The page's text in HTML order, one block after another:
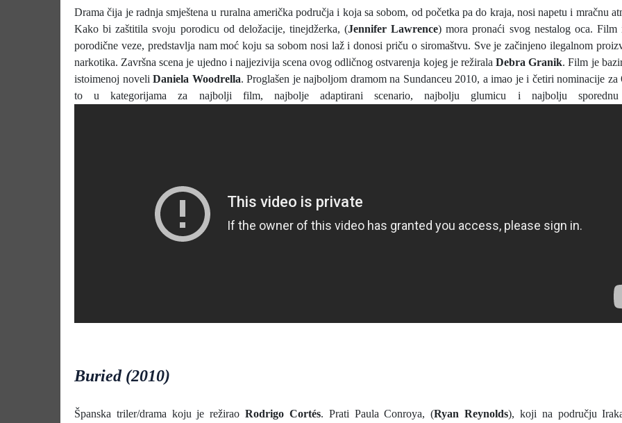
Drama čija je radnja smještena u ruralna američka područja i koja sa sobom, od početka pa do kraja, nosi napetu i mračnu
Kako bi zaštitila svoju porodicu od deložacije, tinejdžerka, (Jennifer Lawrence) mora pronaći svog nestalog oca. Film
porodične veze, predstavlja nam moć koju sa sobom nosi laž i donosi priču o siromaštvu. Sve je začinjeno ilegalnom
narkotika. Završna scena je ujedno i najjezivija scena ovog odličnog ostvarenja kojeg je režiralaDebra Granik. Film je
istoimenoj noveliDaniela Woodrella. Proglašen je najboljom dramom na Sundanceu 2010, a imao je i četiri nominacije za
to u kategorijama za najbolji film, najbolje adaptirani scenario, najbolju glumicu i najbolju sporednu
Buried (2010)
Španska triler/drama koju je režiraoRodrigo Cortés. Prati Paula Conroya, (Ryan Reynolds), koji na području